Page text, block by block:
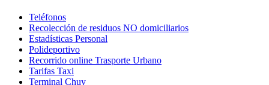
Teléfonos
Recolección de residuos NO domiciliarios
Estadísticas Personal
Polideportivo
Recorrido online Trasporte Urbano
Tarifas Taxi
Terminal Chuy